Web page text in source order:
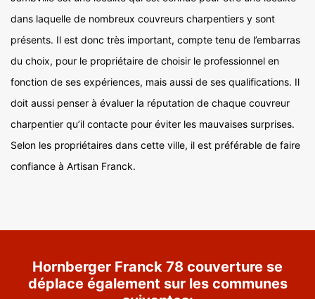
dans laquelle de nombreux couvreurs charpentiers y sont
présents. Il est donc très important, compte tenu de l’embarras
du choix, pour le propriétaire de choisir le professionnel en
fonction de ses expériences, mais aussi de ses qualifications. Il
doit aussi penser à évaluer la réputation de chaque couvreur
charpentier qu’il contacte pour éviter les mauvaises surprises.
Selon les propriétaires dans cette ville, il est préférable de faire
confiance à Artisan Franck.
Hornberger Franck 78 couverture se
déplace également sur les communes